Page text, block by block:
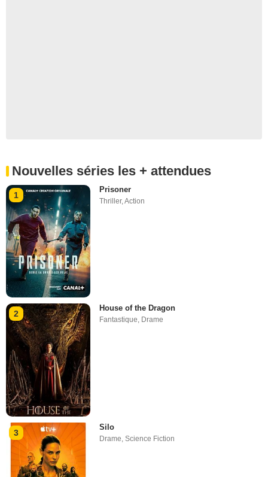
Nouvelles séries les + attendues
1
Prisoner
Thriller,Action
2
House of the Dragon
Fantastique, Drame
3
Silo
Drame ,Science Fiction